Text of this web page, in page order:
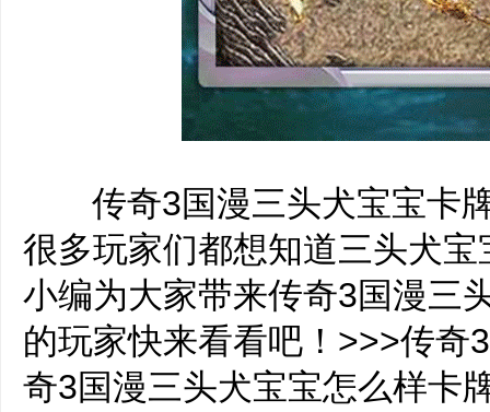
传奇3国漫三头犬宝宝卡牌
很多玩家们都想知道三头犬
小编为大家带来传奇3国漫三
的玩家快来看看吧！>>>传奇
奇3国漫三头犬宝宝怎么样卡